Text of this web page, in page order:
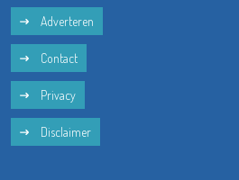
Adverteren
Contact
Privacy
Disclaimer